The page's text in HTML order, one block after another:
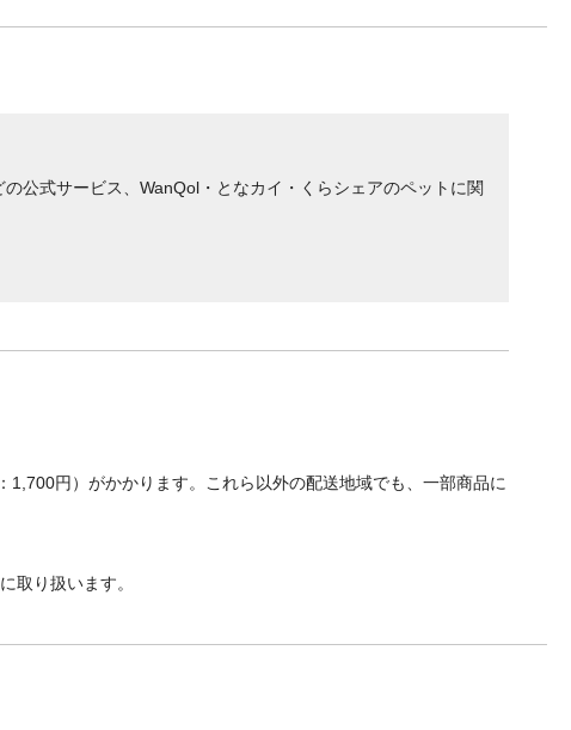
公式サービス、WanQol・となカイ・くらシェアのペットに関
円）がかかります。これら以外の配送地域でも、一部商品に
取り扱います。